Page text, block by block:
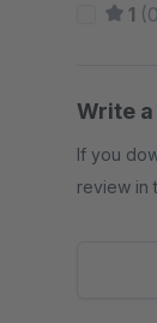
1
Write
If you
review in